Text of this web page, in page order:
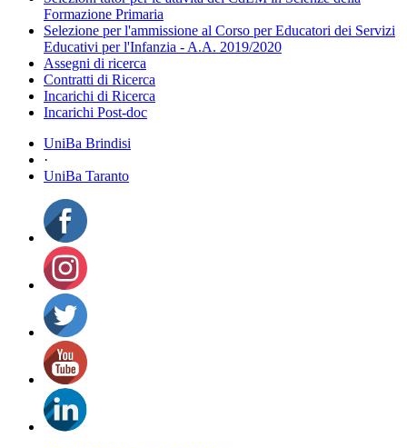
Formazione Primaria
Selezione per l'ammissione al Corso per Educatori dei Servizi
Educativi per l'Infanzia - A.A. 2019/2020
Assegni di ricerca
Contratti di Ricerca
Incarichi di Ricerca
Incarichi Post-doc
UniBa Brindisi
·
UniBa Taranto